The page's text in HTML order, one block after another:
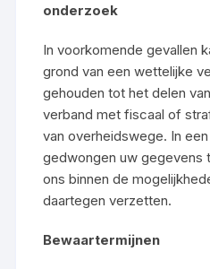
onderzoek
In voorkomende gevallen
grond van een wettelijke
gehouden tot het delen
verband met fiscaal of
van overheidswege. In
gedwongen uw gegevens
ons binnen de
daartegen verzetten.
Bewaartermijnen